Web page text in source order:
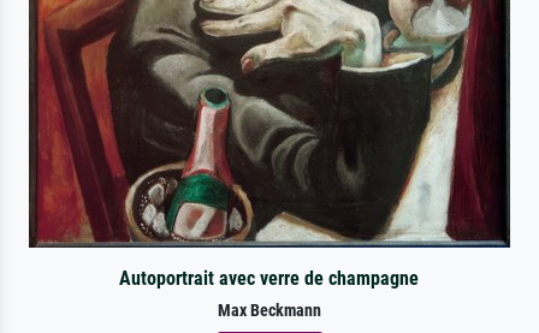
Autoportrait avec verre de champagne
Max Beckmann